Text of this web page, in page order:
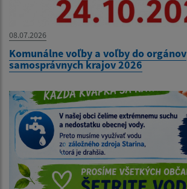
08.07.2026
Komunálne voľby a voľby do orgánov
samosprávnych krajov 2026